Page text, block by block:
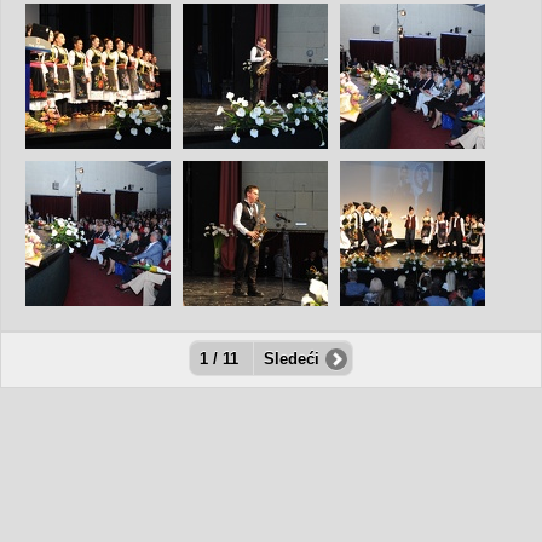
1 / 11 Sledeći